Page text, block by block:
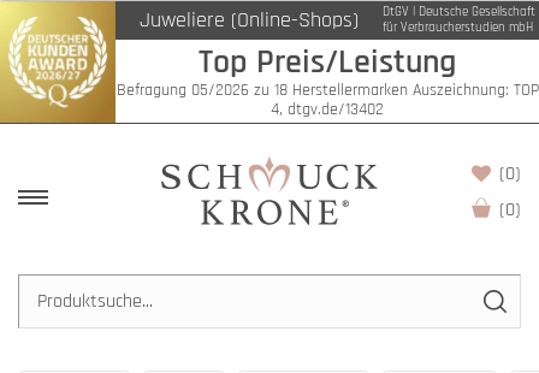
Juweliere (Online-Shops)
DtGV | Deutsche Gesellschaft
für Verbraucherstudien mbH
Top Preis/Leistung
Befragung 05/2026 zu 18 Herstellermarken Auszeichnung: TOP
4, dtgv.de/13402
(0)
(0)